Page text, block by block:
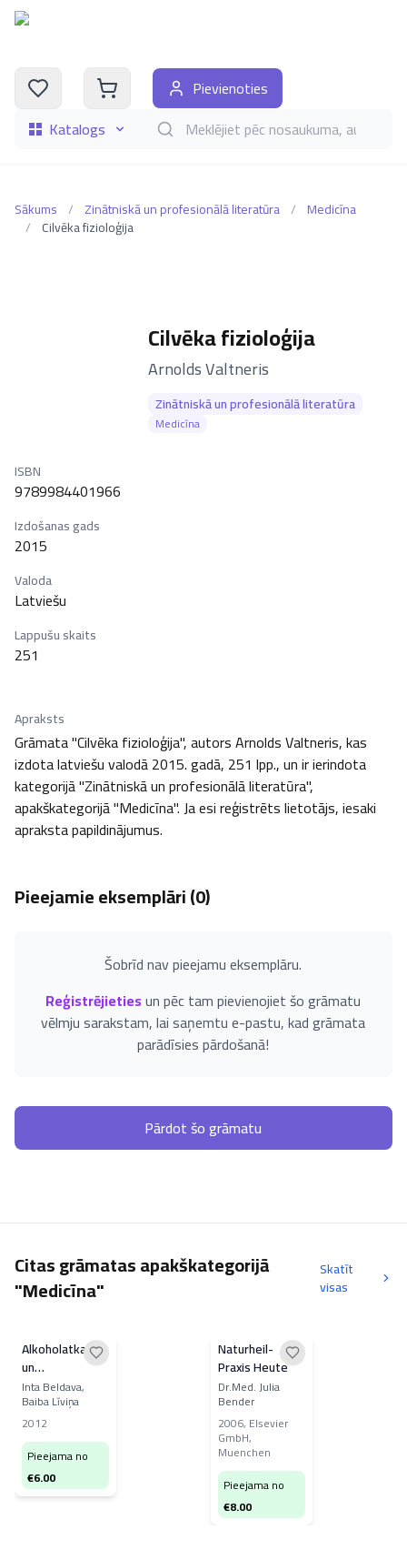
Katalogs Meklēt grāmatas pēc nosaukuma, autora,
Pievienoties
Sākums / Zinātniskā un profesionālā literatūra / Medicīna
/ Cilvēka fizioloģija
Cilvēka fizioloģija
–
Arnolds Valtneris
Zinātniskā un profesionālā literatūra
Medicīna
ISBN
9789984401966
Izdošanas gads
2015
Valoda
Latviešu
Lappušu skaits
251
Apraksts
Grāmata "Cilvēka fizioloģija", autors Arnolds Valtneris, kas
izdota latviešu valodā 2015. gadā, 251 lpp., un ir ierindota
kategorijā "Zinātniskā un profesionālā literatūra",
apakškategorijā "Medicīna". Ja esi reģistrēts lietotājs, iesaki
apraksta papildinājumus.
Pieejamie eksemplāri (0)
Šobrīd nav pieejamu eksemplāru.
Reģistrējietiesun pēc tam pievienojiet šo grāmatu
vēlmju sarakstam, lai saņemtu e-pastu, kad grāmata
parādīsies pārdošanā!
Pārdot šo grāmatu
Citas grāmatas apakškategorijā
"Medicīna"
Skatīt
visas
Alkoholatkarība
un
osteorefleksoterapija
Inta Beldava,
Baiba Līviņa
2012
Pieejama no
€6.00
Naturheil-
Praxis Heute
Dr.Med. Julia
Bender
2006, Elsevier
GmbH,
Muenchen
Pieejama no
€8.00